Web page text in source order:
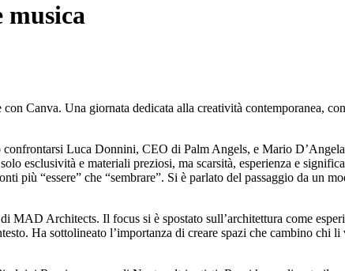
musica
Canva. Una giornata dedicata alla creatività contemporanea,
Luca Donnini, CEO di Palm Angels, e Mario
esclusività e materiali preziosi, ma scarsità, esperienza e
più “essere” che “sembrare”. Si è parlato del passaggio da un
MAD Architects. Il focus si è spostato sull’architettura come
Ha sottolineato l’importanza di creare spazi che cambino chi